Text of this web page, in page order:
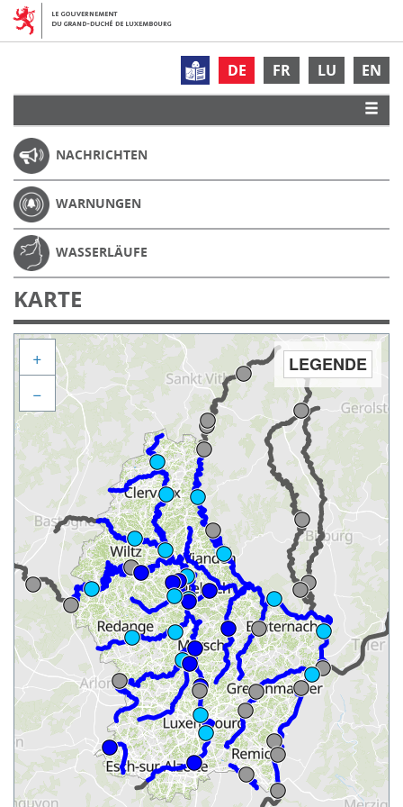
DE FR LU EN
NACHRICHTEN
WARNUNGEN
WASSERLÄUFE
KARTE
LEGENDE
+
−